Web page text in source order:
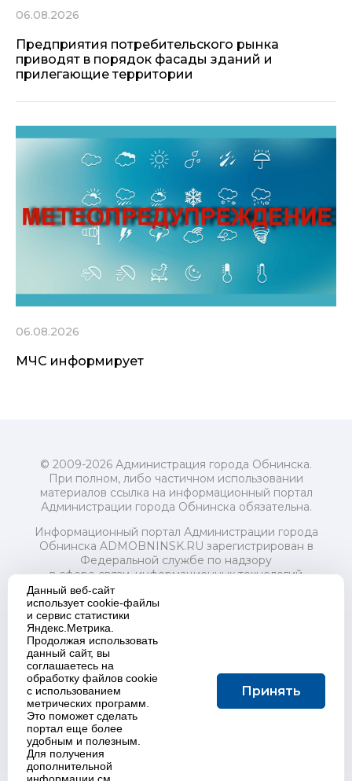
06.08.2026
Предприятия потребительского рынка
приводят в порядок фасады зданий и
прилегающие территории
06.08.2026
МЧС информирует
© 2009-2026 Администрация города Обнинска.
При полном, либо частичном использовании
материалов ссылка на информационный портал
Администрации города Обнинска обязательна.
Информационный портал Администрации города
Обнинска ADMOBNINSK.RU зарегистрирован в
Федеральной службе по надзору
в сфере связи, информационных технологий
и массовых коммуникаций (Роскомнадзор) 24 июля
2018 года.
Свидетельство о регистрации Эл № ФС77-73321
Учредитель: Администрация (исполнительно-
распорядительный орган) городского округа "Город
Обнинск". Главный редактор: Байкова Е.А.
Адрес электронной почты Редакции:
redactor@admobninsk.ru
Телефон Редакции: +7 (484) 395-85-85
Настоящий ресурс содержит материалы 18+
Политика в отношении обработки персональных
Данный веб-сайт
использует cookie-файлы
и сервис статистики
Яндекс.Метрика.
Продолжая использовать
данный сайт, вы
соглашаетесь на
обработку файлов cookie
с использованием
метрических программ.
Это поможет сделать
портал еще более
удобным и полезным.
Для получения
дополнительной
Принять